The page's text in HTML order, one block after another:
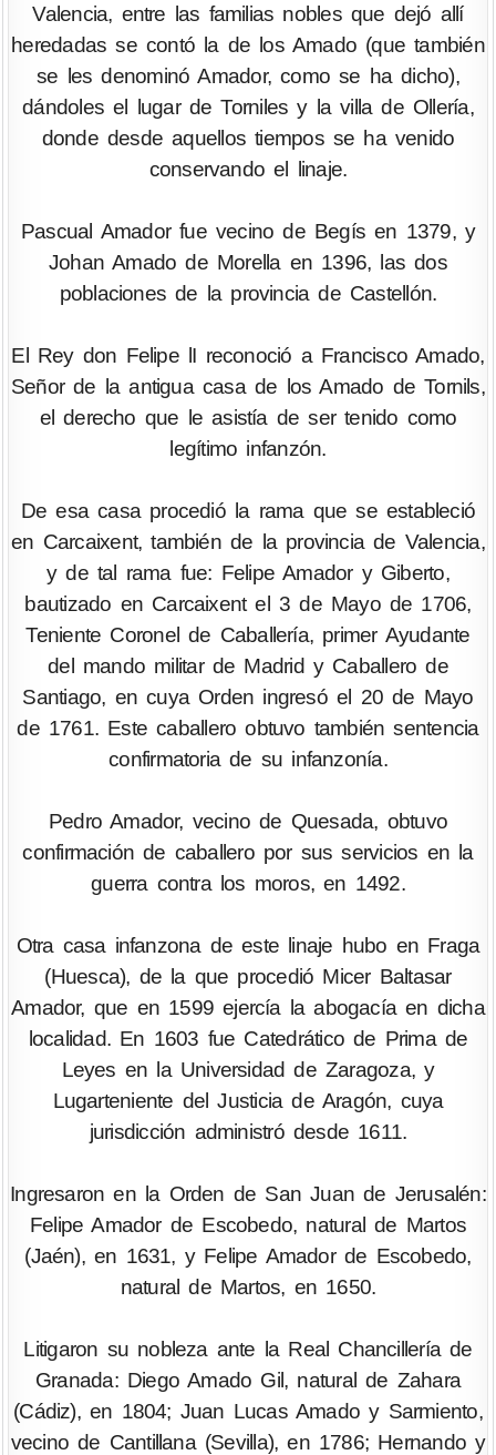
Valencia, entre las familias nobles que dejó allí
heredadas se contó la de los Amado (que también
se les denominó Amador, como se ha dicho),
dándoles el lugar de Torniles y la villa de Ollería,
donde desde aquellos tiempos se ha venido
conservando el linaje.
Pascual Amador fue vecino de Begís en 1379, y
Johan Amado de Morella en 1396, las dos
poblaciones de la provincia de Castellón.
El Rey don Felipe lI reconoció a Francisco Amado,
Señor de la antigua casa de los Amado de Tornils,
el derecho que le asistía de ser tenido como
legítimo infanzón.
De esa casa procedió la rama que se estableció
en Carcaixent, también de la provincia de Valencia,
y de tal rama fue: Felipe Amador y Giberto,
bautizado en Carcaixent el 3 de Mayo de 1706,
Teniente Coronel de Caballería, primer Ayudante
del mando militar de Madrid y Caballero de
Santiago, en cuya Orden ingresó el 20 de Mayo
de 1761. Este caballero obtuvo también sentencia
confirmatoria de su infanzonía.
Pedro Amador, vecino de Quesada, obtuvo
confirmación de caballero por sus servicios en la
guerra contra los moros, en 1492.
Otra casa infanzona de este linaje hubo en Fraga
(Huesca), de la que procedió Micer Baltasar
Amador, que en 1599 ejercía la abogacía en dicha
localidad. En 1603 fue Catedrático de Prima de
Leyes en la Universidad de Zaragoza, y
Lugarteniente del Justicia de Aragón, cuya
jurisdicción administró desde 1611.
Ingresaron en la Orden de San Juan de Jerusalén:
Felipe Amador de Escobedo, natural de Martos
(Jaén), en 1631, y Felipe Amador de Escobedo,
natural de Martos, en 1650.
Litigaron su nobleza ante la Real Chancillería de
Granada: Diego Amado Gil, natural de Zahara
(Cádiz), en 1804; Juan Lucas Amado y Sarmiento,
vecino de Cantillana (Sevilla), en 1786; Hernando y